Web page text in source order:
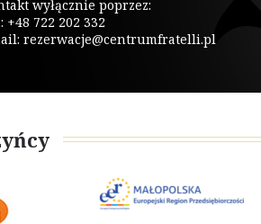
wyłącznie poprzez:
+48 722 202 332
rezerwacje@centrumfratelli.pl